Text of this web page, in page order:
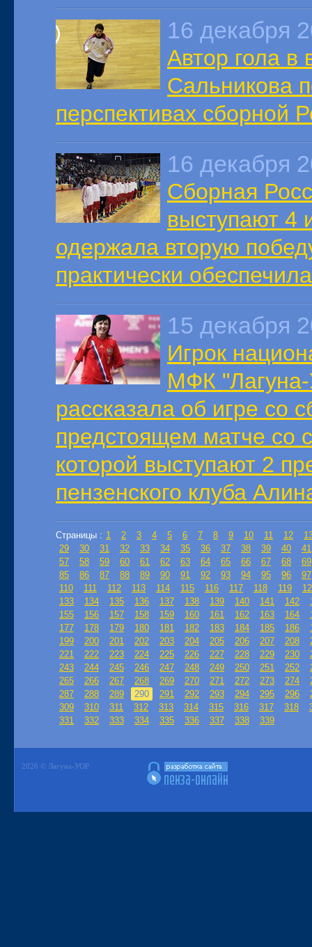
16 декабря
Автор гола в
Сальникова
перспективах сборной
16 декабря
Сборная
выступают 4
одержала вторую
практически
15 декабря
Игрок
МФК
рассказала об игре со
предстоящем матче со
которой выступают 2
пензенского клуба
Страницы : 1 2 3 4 5 6 7 8 9 10 11 12
29
30 31 32 33 34 35 36 37 38 39 40
41
57
58 59 60 61 62 63 64 65 66 67 68
69
85
86 87 88 89 90 91 92 93 94 95 96
97
110
111 112 113 114 115 116 117 118 119
133
134 135 136 137 138 139 140 141 142
155
156 157 158 159 160 161 162 163 164
177
178 179 180 181 182 183 184 185 186
199
200 201 202 203 204 205 206 207 208
221
222 223 224 225 226 227 228 229 230
243
244 245 246 247 248 249 250 251 252
265
266 267 268 269 270 271 272 273 274
287
288 289 290 291 292 293 294 295 296
309
310 311 312 313 314 315 316 317 318
331
332 333 334 335 336 337 338 339
2026 © Лагуна-УОР